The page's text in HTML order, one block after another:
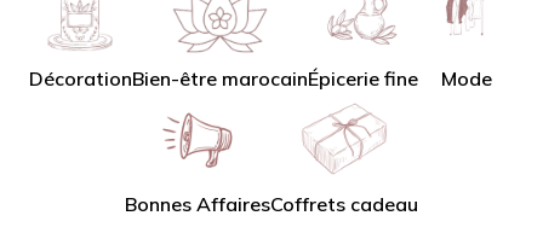
DécorationBien-être marocainÉpicerie fine Mode
Bonnes AffairesCoffrets cadeau